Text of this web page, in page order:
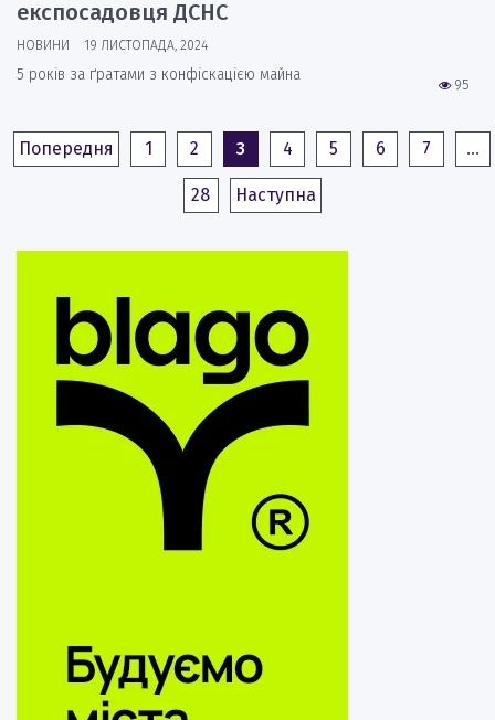
експосадовця ДСНС
НОВИНИ 19 ЛИСТОПАДА, 2024
95
5 років за ґратами з конфіскацією майна
Попередня 1 2 3 4 5 6 7 …
28 Наступна